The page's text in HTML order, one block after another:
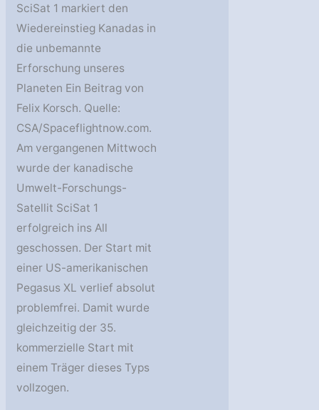
SciSat 1 markiert den
Wiedereinstieg Kanadas in
die unbemannte
Erforschung unseres
Planeten Ein Beitrag von
Felix Korsch. Quelle:
CSA/Spaceflightnow.com.
Am vergangenen Mittwoch
wurde der kanadische
Umwelt-Forschungs-
Satellit SciSat 1
erfolgreich ins All
geschossen. Der Start mit
einer US-amerikanischen
Pegasus XL verlief absolut
problemfrei. Damit wurde
gleichzeitig der 35.
kommerzielle Start mit
einem Träger dieses Typs
vollzogen.